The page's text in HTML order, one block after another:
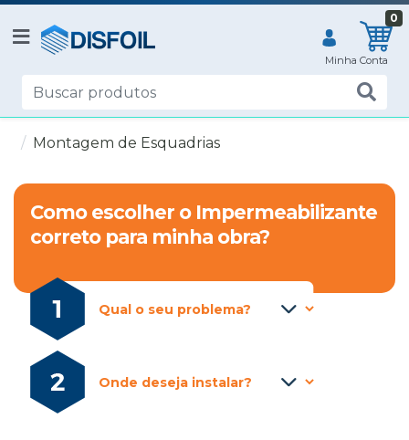
0
Montagem de Esquadrias
Como escolher o Impermeabilizante
correto para minha obra?